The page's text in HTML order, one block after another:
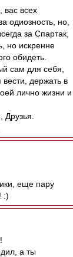
вас всех
одиозность, но,
за Спартак,
но искренне
обидеть.
сам для себя,
вести, держать в
лично жизни и
еще пару
:)
а ты